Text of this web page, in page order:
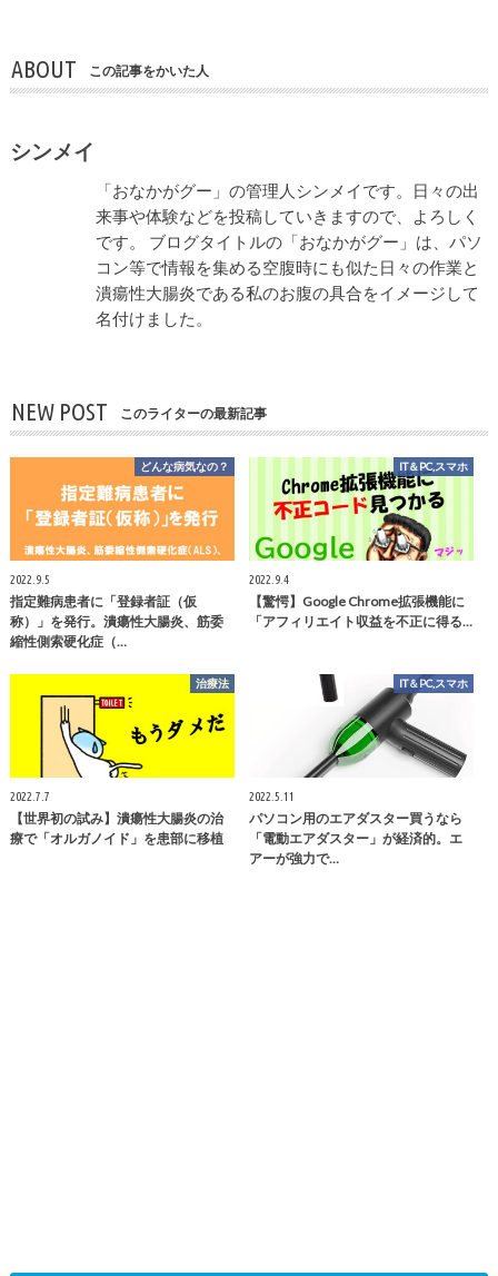
ABOUT この記事をかいた人
シンメイ
「おなかがグー」の管理人シンメイです。日々の出
来事や体験などを投稿していきますので、よろしく
です。 ブログタイトルの「おなかがグー」は、パソ
コン等で情報を集める空腹時にも似た日々の作業と
潰瘍性大腸炎である私のお腹の具合をイメージして
名付けました。
NEW POST このライターの最新記事
どんな病気なの？
2022.9.5
指定難病患者に「登録者証（仮
称）」を発行。潰瘍性大腸炎、筋委
縮性側索硬化症（…
IT＆PC,スマホ
2022.9.4
【驚愕】Google Chrome拡張機能に
「アフィリエイト収益を不正に得る…
治療法
2022.7.7
【世界初の試み】潰瘍性大腸炎の治
療で「オルガノイド」を患部に移植
IT＆PC,スマホ
2022.5.11
パソコン用のエアダスター買うなら
「電動エアダスター」が経済的。エ
アーが強力で…